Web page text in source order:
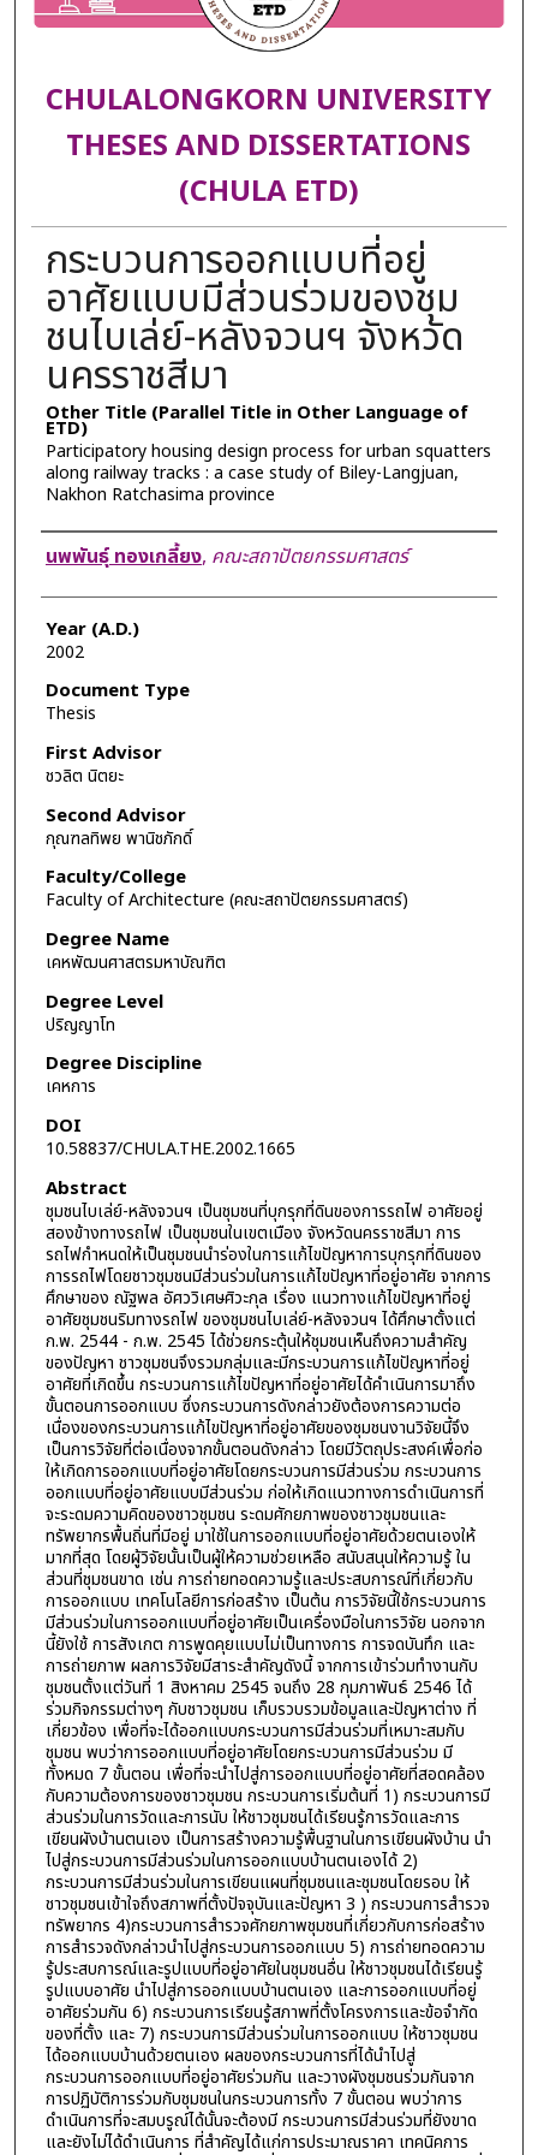
CHULALONGKORN UNIVERSITY
THESES AND DISSERTATIONS
(CHULA ETD)
กระบวนการออกแบบที่อยู่
อาศัยแบบมีส่วนร่วมของชุม
ชนไบเล่ย์-หลังจวนฯ จังหวัด
นครราชสีมา
Other Title (Parallel Title in Other Language of
ETD)
Participatory housing design process for urban squatters
along railway tracks : a case study of Biley-Langjuan,
Nakhon Ratchasima province
Author
นพพันธุ์ ทองเกลี้ยง, คณะสถาปัตยกรรมศาสตร์
Year (A.D.)
2002
Document Type
Thesis
First Advisor
ชวลิต นิตยะ
Second Advisor
กุณฑลทิพย พานิชภักดิ์
Faculty/College
Faculty of Architecture (คณะสถาปัตยกรรมศาสตร์)
Degree Name
เคหพัฒนศาสตรมหาบัณฑิต
Degree Level
ปริญญาโท
Degree Discipline
เคหการ
DOI
10.58837/CHULA.THE.2002.1665
Abstract
ชุมชนไบเล่ย์-หลังจวนฯ เป็นชุมชนที่บุกรุกที่ดินของการรถไฟ อาศัยอยู่
สองข้างทางรถไฟ เป็นชุมชนในเขตเมือง จังหวัดนครราชสีมา การ
รถไฟกำหนดให้เป็นชุมชนนำร่องในการแก้ไขปัญหาการบุกรุกที่ดินของ
การรถไฟโดยชาวชุมชนมีส่วนร่วมในการแก้ไขปัญหาที่อยู่อาศัย จากการ
ศึกษาของ ณัฐพล อัศววิเศษศิวะกุล เรื่อง แนวทางแก้ไขปัญหาที่อยู่
อาศัยชุมชนริมทางรถไฟ ของชุมชนไบเล่ย์-หลังจวนฯ ได้ศึกษาตั้งแต่
ก.พ. 2544 - ก.พ. 2545 ได้ช่วยกระตุ้นให้ชุมชนเห็นถึงความสำคัญ
ของปัญหา ชาวชุมชนจึงรวมกลุ่มและมีกระบวนการแก้ไขปัญหาที่อยู่
อาศัยที่เกิดขึ้น กระบวนการแก้ไขปัญหาที่อยู่อาศัยได้คำเนินการมาถึง
ขั้นตอนการออกแบบ ซึ่งกระบวนการดังกล่าวยังต้องการความต่อ
เนื่องของกระบวนการแก้ไขปัญหาที่อยู่อาศัยของชุมชนงานวิจัยนี้จึง
เป็นการวิจัยที่ต่อเนื่องจากขั้นตอนดังกล่าว โดยมีวัตถุประสงค์เพื่อก่อ
ให้เกิดการออกแบบที่อยู่อาศัยโดยกระบวนการมีส่วนร่วม กระบวนการ
ออกแบบที่อยู่อาศัยแบบมีส่วนร่วม ก่อให้เกิดแนวทางการดำเนินการที่
จะระดมความคิดของชาวชุมชน ระดมศักยภาพของชาวชุมชนและ
ทรัพยากรพื้นถิ่นที่มีอยู่ มาใช้ในการออกแบบที่อยู่อาศัยด้วยตนเองให้
มากที่สุด โดยผู้วิจัยนั้นเป็นผู้ให้ความช่วยเหลือ สนับสนุนให้ความรู้ ใน
ส่วนที่ชุมชนขาด เช่น การถ่ายทอดความรู้และประสบการณ์ที่เกี่ยวกับ
การออกแบบ เทคโนโลยีการก่อสร้าง เป็นต้น การวิจัยนี้ใช้กระบวนการ
มีส่วนร่วมในการออกแบบที่อยู่อาศัยเป็นเครื่องมือในการวิจัย นอกจาก
นี้ยังใช้ การสังเกต การพูดคุยแบบไม่เป็นทางการ การจดบันทึก และ
การถ่ายภาพ ผลการวิจัยมีสาระสำคัญดังนี้ จากการเข้าร่วมทำงานกับ
ชุมชนตั้งแต่วันที่ 1 สิงหาคม 2545 จนถึง 28 กุมภาพันธ์ 2546 ได้
ร่วมกิจกรรมต่างๆ กับชาวชุมชน เก็บรวบรวมข้อมูลและปัญหาต่าง ที่
เกี่ยวข้อง เพื่อที่จะได้ออกแบบกระบวนการมีส่วนร่วมที่เหมาะสมกับ
ชุมชน พบว่าการออกแบบที่อยู่อาศัยโดยกระบวนการมีส่วนร่วม มี
ทั้งหมด 7 ขั้นตอน เพื่อที่จะนำไปสู่การออกแบบที่อยู่อาศัยที่สอดคล้อง
กับความต้องการของชาวชุมชน กระบวนการเริ่มต้นที่ 1) กระบวนการมี
ส่วนร่วมในการวัดและการนับ ให้ชาวชุมชนได้เรียนรู้การวัดและการ
เขียนผังบ้านตนเอง เป็นการสร้างความรู้พื้นฐานในการเขียนผังบ้าน นำ
ไปสู่กระบวนการมีส่วนร่วมในการออกแบบบ้านตนเองได้ 2)
กระบวนการมีส่วนร่วมในการเขียนแผนที่ชุมชนและชุมชนโดยรอบ ให้
ชาวชุมชนเข้าใจถึงสภาพที่ตั้งปัจจุบันและปัญหา 3 ) กระบวนการสำรวจ
ทรัพยากร 4)กระบวนการสำรวจศักยภาพชุมชนที่เกี่ยวกับการก่อสร้าง
การสำรวจดังกล่าวนำไปสู่กระบวนการออกแบบ 5) การถ่ายทอดความ
รู้ประสบการณ์และรูปแบบที่อยู่อาศัยในชุมชนอื่น ให้ชาวชุมชนได้เรียนรู้
รูปแบบอาศัย นำไปสู่การออกแบบบ้านตนเอง และการออกแบบที่อยู่
อาศัยร่วมกัน 6) กระบวนการเรียนรู้สภาพที่ตั้งโครงการและข้อจำกัด
ของที่ตั้ง และ 7) กระบวนการมีส่วนร่วมในการออกแบบ ให้ชาวชุมชน
ได้ออกแบบบ้านด้วยตนเอง ผลของกระบวนการที่ได้นำไปสู่
กระบวนการออกแบบที่อยู่อาศัยร่วมกัน และวางผังชุมชนร่วมกันจาก
การปฏิบัติการร่วมกับชุมชนในกระบวนการทั้ง 7 ขั้นตอน พบว่าการ
ดำเนินการที่จะสมบรูณ์ได้นั้นจะต้องมี กระบวนการมีส่วนร่วมที่ยังขาด
และยังไม่ได้ดำเนินการ ที่สำคัญได้แก่การประมาณราคา เทคนิคการ